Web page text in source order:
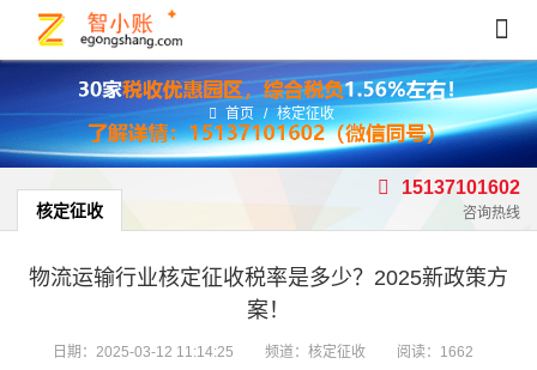
首页 / 核定征收
核定征收
15137101602
咨询热线
物流运输行业核定征收税率是多少？2025新政策方
案！
日期： 2025-03-12 11:14:25 频道： 核定征收 阅读：1662